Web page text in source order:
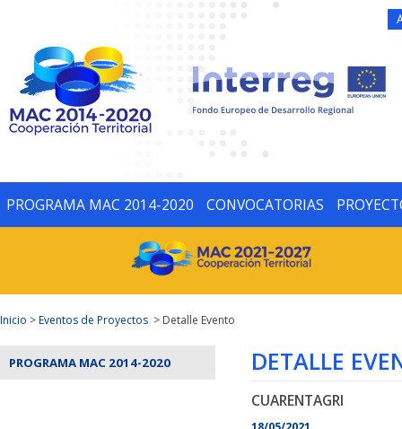
PROGRAMA MAC 2014-2020 CONVOCATORIAS
Inicio >Eventos de Proyectos > Detalle Evento
PROGRAMA MAC 2014-2020 DETALLE
CUARENTAGRI